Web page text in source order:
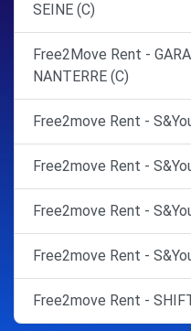
SEINE (C)
Free2Move Rent -
NANTERRE (C)
Free2move Rent -
Free2move Rent -
Free2move Rent -
Free2move Rent -
Free2move Rent -